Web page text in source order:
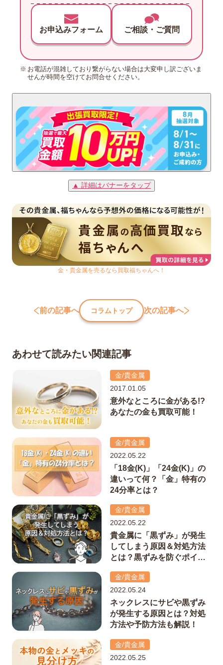
お申込みフォーム ご相談・ご質問
お電話が混雑しており繋がらない場合は大変申し訳ございま
せんが時間を空けてお問合せください。
▲ 詳細はバナーをタップ
金・貴金属を売るなら買取福ちゃんへ！
前の記事へ コラムトップ 次の記事へ
あわせて読みたい関連記事
金/貴金属
2017.01.05
意外なところに金がある!?
あなたの金も買取可能！
金/貴金属
2022.05.22
「18金(K)」「24金(K)」の
違いって何？「金」特有の
24分率とは？
金/貴金属
2022.05.22
貴金属に「黒ずみ」が発生
してしまう原因＆対処方法
とは？黒ずみを防ぐポイン
金/貴金属
2022.05.24
ネックレスにサビや黒ずみ
が発生する原因とは？対処
方法や予防方法も解説！
金/貴金属
2022.05.25